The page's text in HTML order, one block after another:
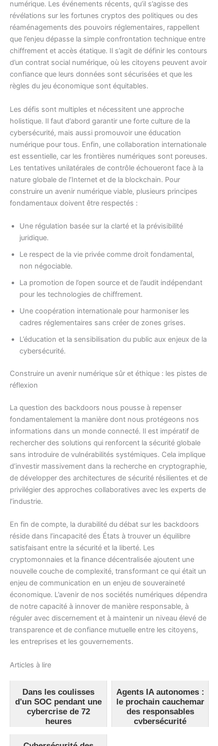
numérique. Les événements récents, qu’il s’agisse des
révélations sur les fortunes cryptos des politiques ou des
réaménagements des pouvoirs réglementaires, rappellent
que l’enjeu dépasse la simple confrontation technique entre
chiffrement et accès étatique. Il s’agit de définir les contours
d’un contrat social numérique, où les citoyens peuvent avoir
confiance que leurs données sont sécurisées et que les
règles du jeu économique sont équitables.
Les défis sont multiples et nécessitent une approche
holistique. Il faut d’abord garantir une forte culture de la
cybersécurité, mais aussi promouvoir une éducation
numérique pour tous. Enfin, une collaboration internationale
est essentielle, car les frontières numériques sont poreuses.
Les tentatives unilatérales de contrôle échoueront face à la
nature globale de l’Internet et de la blockchain. Pour
construire un avenir numérique viable, plusieurs principes
fondamentaux doivent être respectés :
Une régulation basée sur la clarté et la prévisibilité
juridique.
Le respect de la vie privée comme droit fondamental,
non négociable.
La promotion de l’open source et de l’audit indépendant
pour les technologies de chiffrement.
Une coopération internationale pour harmoniser les
cadres réglementaires sans créer de zones grises.
L’éducation et la sensibilisation du public aux enjeux de la
cybersécurité.
Construire un avenir numérique sûr et éthique : les pistes de
réflexion
La question des backdoors nous pousse à repenser
fondamentalement la manière dont nous protégeons nos
informations dans un monde connecté. Il est impératif de
rechercher des solutions qui renforcent la sécurité globale
sans introduire de vulnérabilités systémiques. Cela implique
d’investir massivement dans la recherche en cryptographie,
de développer des architectures de sécurité résilientes et de
privilégier des approches collaboratives avec les experts de
l’industrie.
En fin de compte, la durabilité du débat sur les backdoors
réside dans l’incapacité des États à trouver un équilibre
satisfaisant entre la sécurité et la liberté. Les
cryptomonnaies et la finance décentralisée ajoutent une
nouvelle couche de complexité, transformant ce qui était un
enjeu de communication en un enjeu de souveraineté
économique. L’avenir de nos sociétés numériques dépendra
de notre capacité à innover de manière responsable, à
réguler avec discernement et à maintenir un niveau élevé de
transparence et de confiance mutuelle entre les citoyens,
les entreprises et les gouvernements.
Articles à lire
Dans les coulisses
d'un SOC pendant une
cybercrise de 72
heures
Agents IA autonomes :
le prochain cauchemar
des responsables
cybersécurité